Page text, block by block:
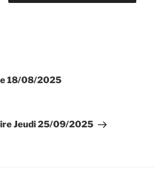
18/08/2025
Jeudi 25/09/2025